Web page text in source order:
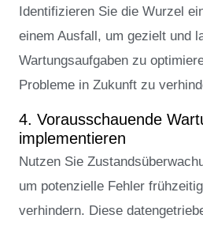
Identifizieren Sie die Wurzel
einem Ausfall, um gezielt und
Wartungsaufgaben zu
Probleme in Zukunft zu
4. Vorausschauende
implementieren
Nutzen Sie
um potenzielle Fehler
verhindern. Diese